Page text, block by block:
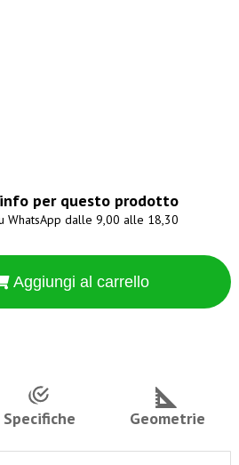
per questo prodotto
WhatsApp dalle 9,00 alle 18,30
Aggiungi al carrello
Specifiche Geometrie